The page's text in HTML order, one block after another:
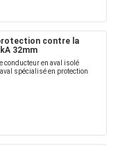
contre la
32mm
conducteur en aval isolé
spécialisé en protection